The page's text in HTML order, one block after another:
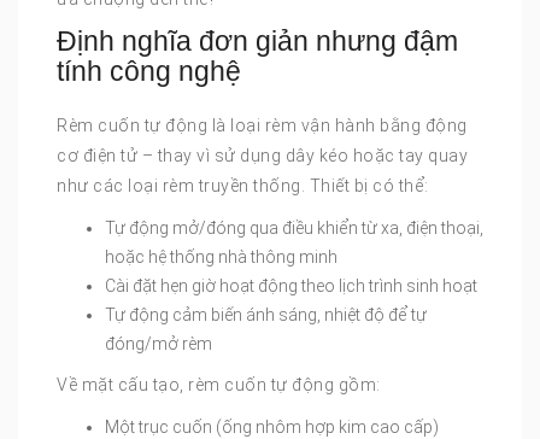
Định nghĩa đơn giản nhưng đậm
tính công nghệ
Rèm cuốn tự động là loại rèm vận hành bằng động
cơ điện tử – thay vì sử dụng dây kéo hoặc tay quay
như các loại rèm truyền thống. Thiết bị có thể:
Tự động mở/đóng qua điều khiển từ xa, điện thoại,
hoặc hệ thống nhà thông minh
Cài đặt hẹn giờ hoạt động theo lịch trình sinh hoạt
Tự động cảm biến ánh sáng, nhiệt độ để tự
đóng/mở rèm
Về mặt cấu tạo, rèm cuốn tự động gồm:
Một trục cuốn (ống nhôm hợp kim cao cấp)